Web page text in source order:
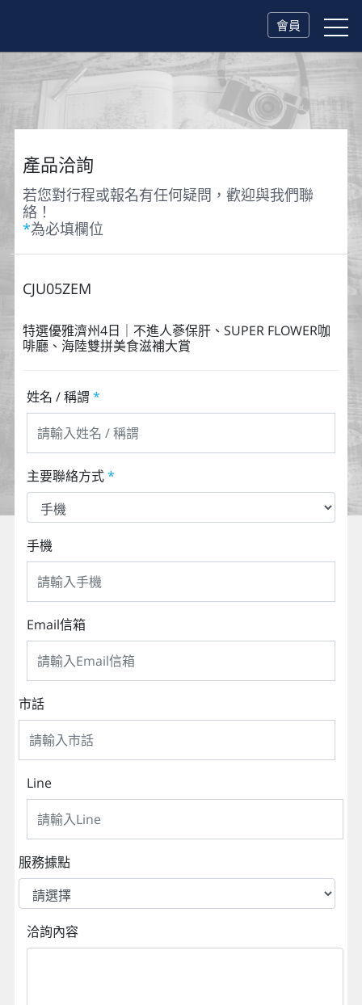
會員
產品洽詢
若您對行程或報名有任何疑問，歡迎與我們聯
絡！
*為必填欄位
CJU05ZEM
特選優雅濟州4日｜不進人蔘保肝、SUPER FLOWER咖
啡廳、海陸雙拼美食滋補大賞
姓名 / 稱謂 *
主要聯絡方式*
手機
Email信箱
市話
Line
服務據點
洽詢內容